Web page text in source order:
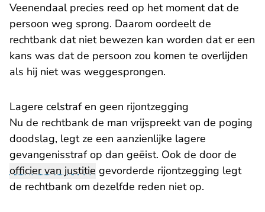
Veenendaal precies reed op het moment dat de
persoon weg sprong. Daarom oordeelt de
rechtbank dat niet bewezen kan worden dat er een
kans was dat de persoon zou komen te overlijden
als hij niet was weggesprongen.
Lagere celstraf en geen rijontzegging
Nu de rechtbank de man vrijspreekt van de poging
doodslag, legt ze een aanzienlijke lagere
gevangenisstraf op dan geëist. Ook de door de
officier van justitie gevorderde rijontzegging legt
de rechtbank om dezelfde reden niet op.